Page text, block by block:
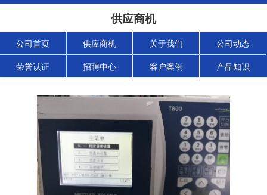
供应商机
公司首页 供应商机 关于我们 公司动态
荣誉认证 招聘中心 客户案例 产品知识